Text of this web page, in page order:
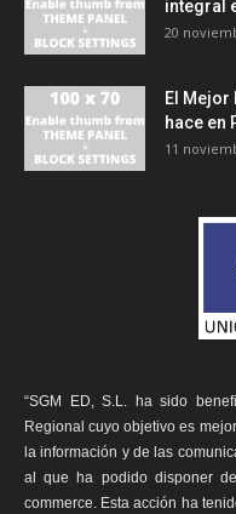
integral
20
El Mejor
hace en
11
“SGM ED, S.L. ha sido
Regional cuyo objetivo es
la información y de las
al que ha podido disponer
commerce. Esta acción ha